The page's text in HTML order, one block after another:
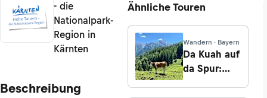
- die
Nationalpark-
Region in
Kärnten
Beschreibung
Ähnliche Touren
Wandern · Bayern
Da Kuah auf
da Spur: